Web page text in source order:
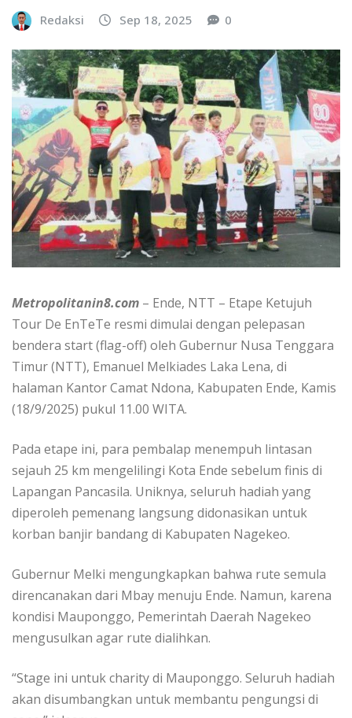
Redaksi Sep 18, 2025 0
Metropolitanin8.com – Ende, NTT – Etape Ketujuh
Tour De EnTeTe resmi dimulai dengan pelepasan
bendera start (flag-off) oleh Gubernur Nusa Tenggara
Timur (NTT), Emanuel Melkiades Laka Lena, di
halaman Kantor Camat Ndona, Kabupaten Ende, Kamis
(18/9/2025) pukul 11.00 WITA.
Pada etape ini, para pembalap menempuh lintasan
sejauh 25 km mengelilingi Kota Ende sebelum finis di
Lapangan Pancasila. Uniknya, seluruh hadiah yang
diperoleh pemenang langsung didonasikan untuk
korban banjir bandang di Kabupaten Nagekeo.
Gubernur Melki mengungkapkan bahwa rute semula
direncanakan dari Mbay menuju Ende. Namun, karena
kondisi Mauponggo, Pemerintah Daerah Nagekeo
mengusulkan agar rute dialihkan.
“Stage ini untuk charity di Mauponggo. Seluruh hadiah
akan disumbangkan untuk membantu pengungsi di